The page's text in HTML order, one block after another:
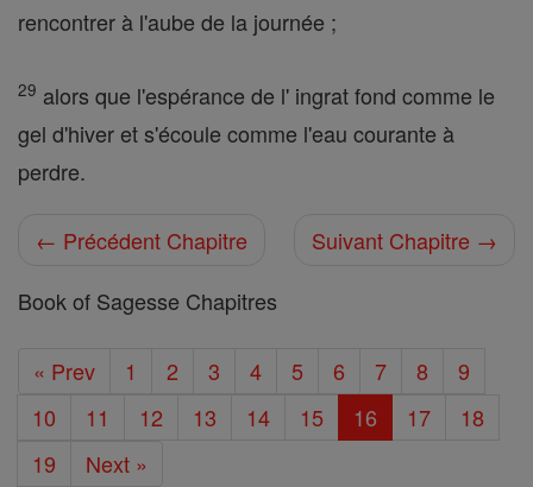
rencontrer à l'aube de la journée ;
29 alors que l'espérance de l' ingrat fond comme le
gel d'hiver et s'écoule comme l'eau courante à
perdre.
← Précédent Chapitre
Suivant Chapitre →
Book of Sagesse Chapitres
« Prev 1 2 3 4 5 6 7 8
9
10
11 12 13 14 15 16 17
18
19
Next »